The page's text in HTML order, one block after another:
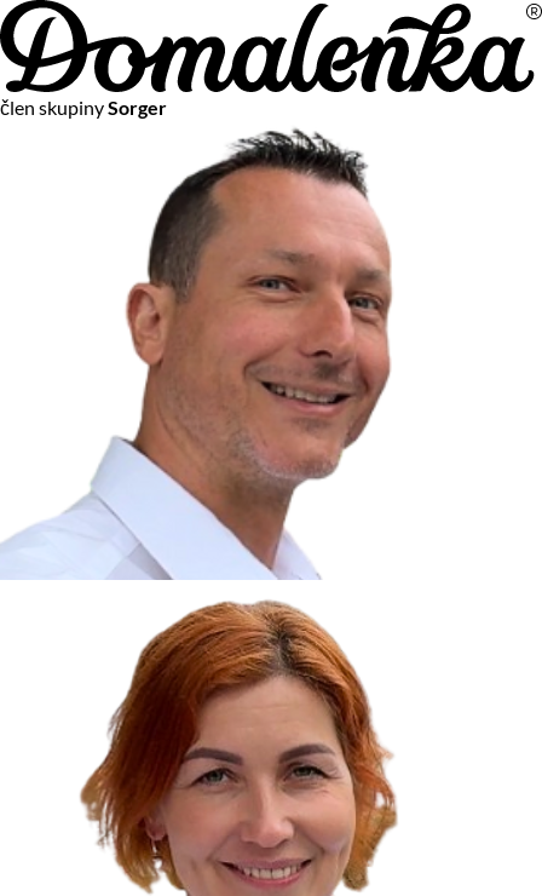
člen skupinySorger
Na vašom súkromí nám záleží
Chceme vám neustále poskytovať tie najlepšie služby.
Vzhľadom k platnej legislatíve od vás ale potrebujeme súhlas
s používaním súborov cookies.
Viac o personalizácii a meraní
Aby sme vedeli, čo sa deje na webových stránkach a aby sme
vám mohli prispôsobiť ponuky na mieru či reklamu,
používame cookies a taktiežslužby spoločnosti Google
Čo sú cookies?
Cookies sú malé textové súbory, ktoré môžu byť používané
webovými stránkami, aby zefektívnili používateľský zážitok.
Vďaka cookies vám môžeme ponúkať služby podľa toho, čo
naozaj hľadáte a chcete nájsť.
Kedykoľvek sa môžete slobodne rozhodnúť, ktoré typy
používania cookies chcete umožniť.
Zákon uvádza, že môžeme ukladať cookies na vašom
zariadení, pokiaľ sú nevyhnutne nutné pre prevádzku tejto
Cookies, ktoré používame
Technické a nevyhnutné cookies
Analytické a marketingové cookies
Reklamné úložisko
Reklamné používateľské dáta
Personalizácia reklám